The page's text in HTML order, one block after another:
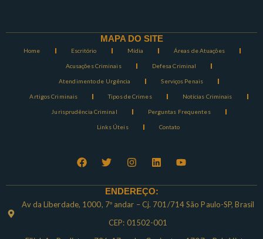
MAPA DO SITE
Home Escritório Mídia Áreas de Atuações
Acusações Criminais Defesa Criminal
Atendimento de Urgência Serviços Penais
Artigos Criminais Tipos de Crimes Notícias Criminais
Jurisprudência Criminal Perguntas Frequentes
Links Úteis Contato
ENDEREÇO:
Av da Liberdade, 1000, 7º andar – Cj. 701/714 São Paulo-SP, Brasil
CEP: 01502-001